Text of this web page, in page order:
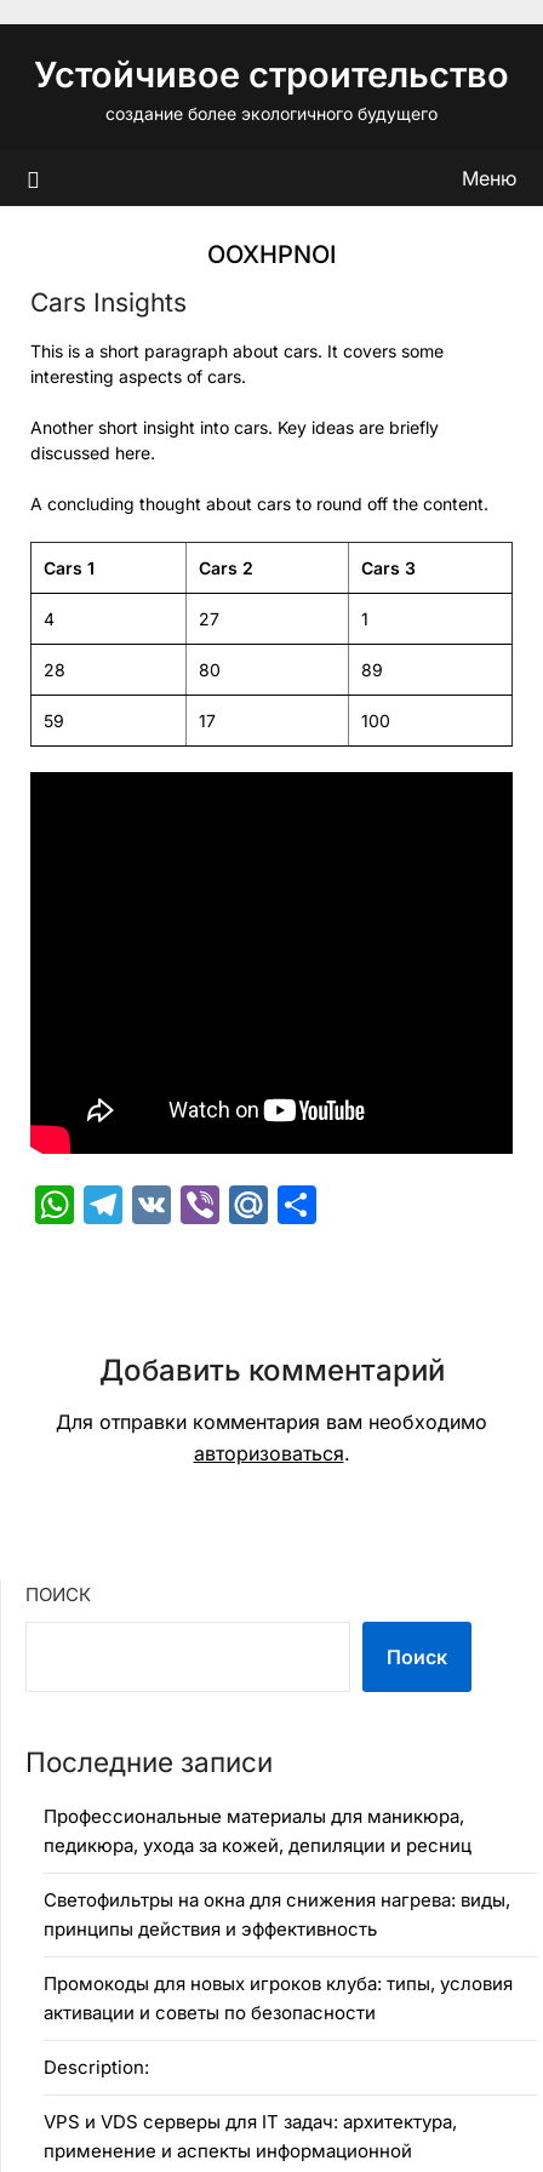
содержимому
Устойчивое строительство
создание более экологичного будущего
Меню
OOXHPNOI
Cars Insights
This is a short paragraph about cars. It covers some
interesting aspects of cars.
Another short insight into cars. Key ideas are briefly
discussed here.
A concluding thought about cars to round off the content.
Cars 1 Cars 2 Cars 3
4 27 1
28 80 89
59 17 100
WhatsApp
Telegram
VK ViberMail.Ru
Добавить комментарий
Для отправки комментария вам необходимо
авторизоваться.
ПОИСК
Поиск
Последние записи
Профессиональные материалы для маникюра,
педикюра, ухода за кожей, депиляции и ресниц
Светофильтры на окна для снижения нагрева: виды,
принципы действия и эффективность
Промокоды для новых игроков клуба: типы, условия
активации и советы по безопасности
Description:
VPS и VDS серверы для IT задач: архитектура,
применение и аспекты информационной